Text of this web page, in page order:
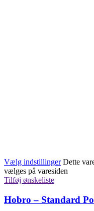
Vælg indstillinger Dette
vælges på varesiden
Tilføj ønskeliste
Hobro – Standard